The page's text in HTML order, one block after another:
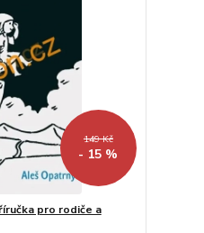
149 Kč
- 15 %
pro rodiče a